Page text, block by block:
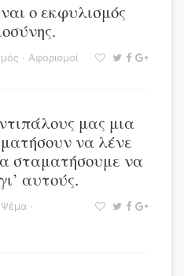
ο εκφυλισμός
· Αφορισμοί
μας μια
να λένε
σταματήσουμε να
αυτούς.
Ψέμα ·